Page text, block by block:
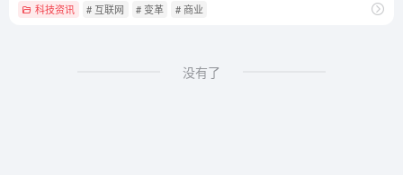
科技资讯 # 互联网 # 变革 # 商业
没有了